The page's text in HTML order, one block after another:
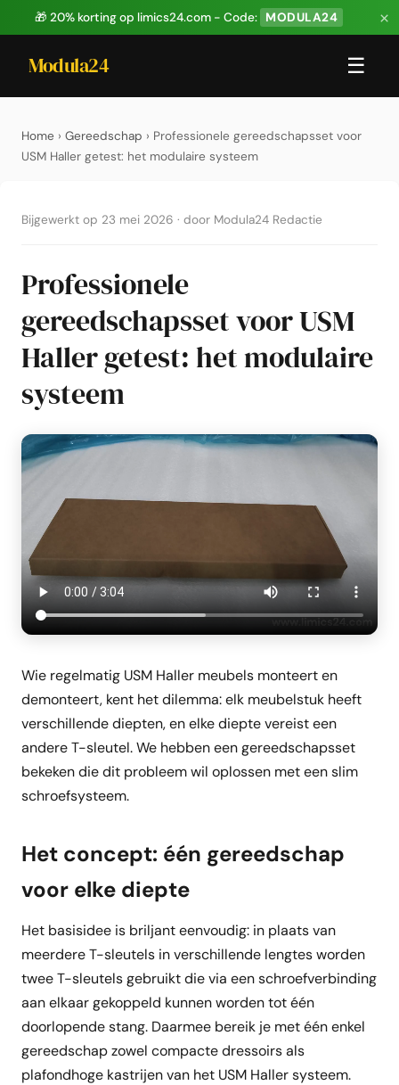
🎁 20% korting op limics24.com - Code: MODULA24 ×
Modula24 ☰
Home › Gereedschap › Professionele gereedschapsset voor
USM Haller getest: het modulaire systeem
Bijgewerkt op 23 mei 2026 · door Modula24 Redactie
Professionele
gereedschapsset voor USM
Haller getest: het modulaire
systeem
Wie regelmatig USM Haller meubels monteert en
demonteert, kent het dilemma: elk meubelstuk heeft
verschillende diepten, en elke diepte vereist een
andere T-sleutel. We hebben een gereedschapsset
bekeken die dit probleem wil oplossen met een slim
schroefsysteem.
Het concept: één gereedschap
voor elke diepte
Het basisidee is briljant eenvoudig: in plaats van
meerdere T-sleutels in verschillende lengtes worden
twee T-sleutels gebruikt die via een schroefverbinding
aan elkaar gekoppeld kunnen worden tot één
doorlopende stang. Daarmee bereik je met één enkel
gereedschap zowel compacte dressoirs als
plafondhoge kastrijen van het USM Haller systeem.